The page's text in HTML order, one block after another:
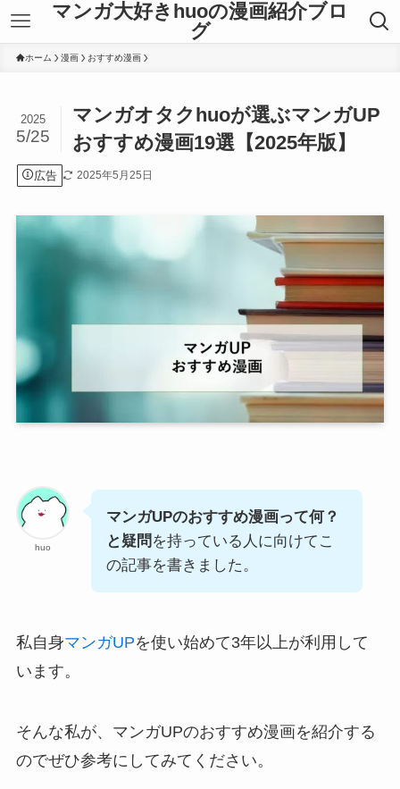
マンガ大好きhuoの漫画紹介ブロ
グ
ホーム 漫画 おすすめ漫画
マンガオタクhuoが選ぶマンガUP
おすすめ漫画19選【2025年版】
2025
5/25
広告 2025年5月25日
huo
マンガUPのおすすめ漫画って何？
と疑問 を持っている人に向けてこ
の記事を書きました。
私自身マンガUPを使い始めて3年以上が利用して
います。
そんな私が、マンガUPのおすすめ漫画を紹介する
のでぜひ参考にしてみてください。